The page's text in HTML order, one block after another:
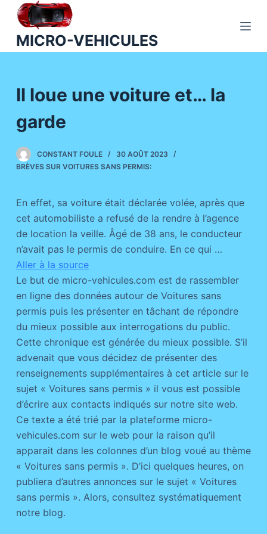
P
u
o
n
e
n
u
MICRO-VEHICULES
Il loue une voiture et… la
garde
CONSTANT FOULE
30 AOÛT 2023
BRÈVES SUR VOITURES SANS PERMIS:
En effet, sa voiture était déclarée volée, après que
cet automobiliste a refusé de la rendre à l’agence
de location la veille. Âgé de 38 ans, le conducteur
n’avait pas le permis de conduire. En ce qui …
Aller à la source
Le but de micro-vehicules.com est de rassembler
en ligne des données autour de Voitures sans
permis puis les présenter en tâchant de répondre
du mieux possible aux interrogations du public.
Cette chronique est générée du mieux possible. S’il
advenait que vous décidez de présenter des
renseignements supplémentaires à cet article sur le
sujet « Voitures sans permis » il vous est possible
d’écrire aux contacts indiqués sur notre site web.
Ce texte a été trié par la plateforme micro-
vehicules.com sur le web pour la raison qu’il
apparait dans les colonnes d’un blog voué au thème
« Voitures sans permis ». D’ici quelques heures, on
publiera d’autres annonces sur le sujet « Voitures
sans permis ». Alors, consultez systématiquement
notre blog.